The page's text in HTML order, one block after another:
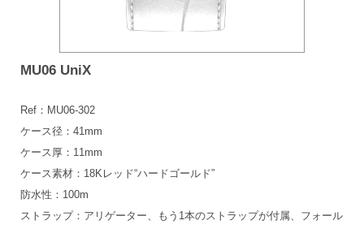
MU06 UniX
Ref：MU06-302
ケース径：41mm
ケース厚：11mm
ケース素材：18Kレッド“ハードゴールド”
防水性：100m
ストラップ：アリゲーター、もう1本のストラップが付属、フォール